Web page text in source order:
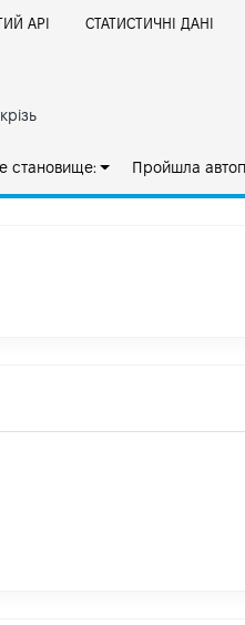
АРІ СТАТИСТИЧНІ ДАНІ
становище: Пройшла